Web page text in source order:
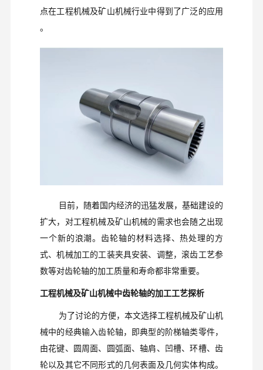
点在工程机械及矿山机械行业中得到了广泛的应用
。
目前，随着国内经济的迅猛发展，基础建设的
扩大，对工程机械及矿山机械的需求也会随之出现
一个新的浪潮。齿轮轴的材料选择、热处理的方
式、机械加工的工装夹具安装、调整，滚齿工艺参
数等对齿轮轴的加工质量和寿命都非常重要。
工程机械及矿山机械中齿轮轴的加工工艺探析
为了讨论的方便，本文选择工程机械及矿山机
械中的经典输入齿轮轴，即典型的阶梯轴类零件，
由花键、圆周面、圆弧面、轴肩、凹槽、环槽、齿
轮以及其它不同形式的几何表面及几何实体构成。